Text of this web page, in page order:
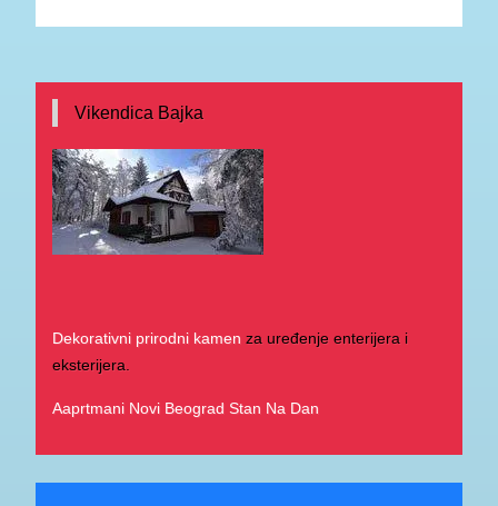
Vikendica Bajka
Dekorativni prirodni kamen za uređenje enterijera i
eksterijera.
Aaprtmani Novi Beograd Stan Na Dan